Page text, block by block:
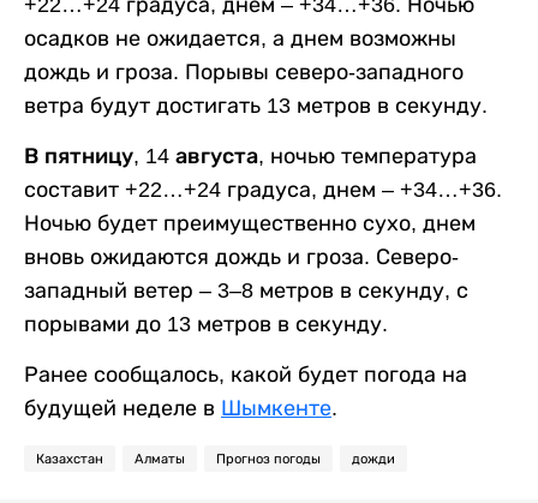
+22…+24 градуса, днем – +34…+36. Ночью
осадков не ожидается, а днем возможны
дождь и гроза. Порывы северо-западного
ветра будут достигать 13 метров в секунду.
В пятницу, 14 августа, ночью температура
составит +22…+24 градуса, днем – +34…+36.
Ночью будет преимущественно сухо, днем
вновь ожидаются дождь и гроза. Северо-
западный ветер – 3–8 метров в секунду, с
порывами до 13 метров в секунду.
Ранее сообщалось, какой будет погода на
будущей неделе в Шымкенте.
Казахстан Алматы Прогноз погоды дожди